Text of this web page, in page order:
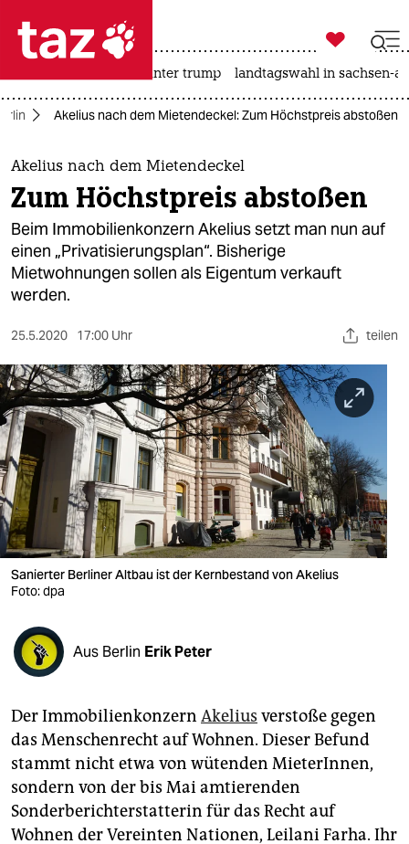
 taz zahl ich
taz zahl ich
themen
politik
öko
gesellschaft
kultur
sport
berlin
nord
wahrheit
verlag
verlag
shop
fragen & hilfe
unterstützen
abo
genossenschaft
epaper login

taz zahl ich
usa unter trump landtagswahl in sachsen-
Akelius nach dem Mietendeckel: Zum Höchstpreis abstoßen
Akelius nach dem Mietendeckel
Zum Höchstpreis abstoßen
Beim Immobilienkonzern Akelius setzt man nun auf
einen „Privatisierungsplan“. Bisherige
Mietwohnungen sollen als Eigentum verkauft
werden.
25.5.2020 17:00 Uhr teilen
Sanierter Berliner Altbau ist der Kernbestand von Akelius
Foto: dpa
Aus Berlin Erik Peter
Der Immobilienkonzern Akelius verstoße gegen
das Menschenrecht auf Wohnen. Dieser Befund
stammt nicht etwa von wütenden MieterInnen,
sondern von der bis Mai amtierenden
Sonderberichterstatterin für das Recht auf
Wohnen der Vereinten Nationen, Leilani Farha. Ihr